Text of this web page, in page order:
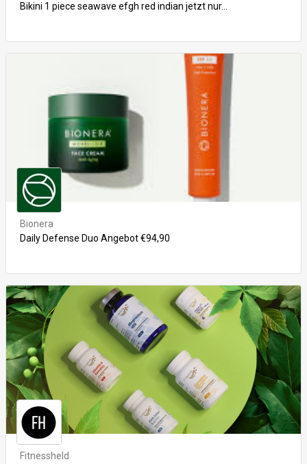
Bikini 1 piece seawave efgh red indian jetzt nur...
Bionera
Daily Defense Duo Angebot €94,90
Fitnessheld